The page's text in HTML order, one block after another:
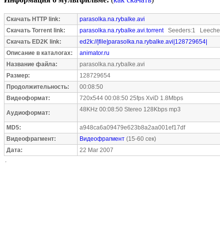
Скачать HTTP link:
parasolka.na.rybalke.avi
Скачать Torrent link:
parasolka.na.rybalke.avi.torrentSeeders:1
Скачать ED2K link:
ed2k://|file|parasolka.na.rybalke.avi|128729654|
Описание в каталогах:
animator.ru
Название файла:
parasolka.na.rybalke.avi
Размер:
128729654
Продолжительность:
00:08:50
Видеоформат:
720x544 00:08:50 25fps XviD 1.8Mbps
Аудиоформат: 48KHz 00:08:50 Stereo 128Kbps mp3
MD5:
a948ca6a09479e623b8a2aa001ef17df
Видеофрагмент:
Видеофрагмент (15-60 сек)
Дата:
22 Mar 2007